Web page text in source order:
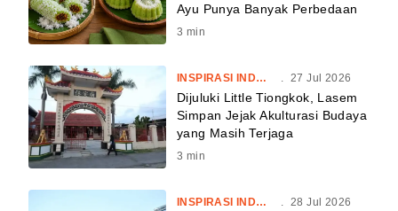
Ayu Punya Banyak Perbedaan
3 min
INSPIRASI INDONESIA . 27 Jul 2026
Dijuluki Little Tiongkok, Lasem
Simpan Jejak Akulturasi Budaya
yang Masih Terjaga
3 min
INSPIRASI INDONESIA . 28 Jul 2026